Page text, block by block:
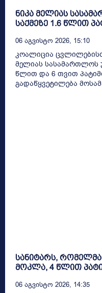
ნიკა მელიას
საქმეზე 1.6 წლით
06 Აგვისტო 2026, 15:10
კოალიცია
მელიას სასამართლოს
წლით და 6 თვით
გადაწყვეტილება
სანიტარს,
მოკლა, 4 წლით
06 Აგვისტო 2026, 14:35